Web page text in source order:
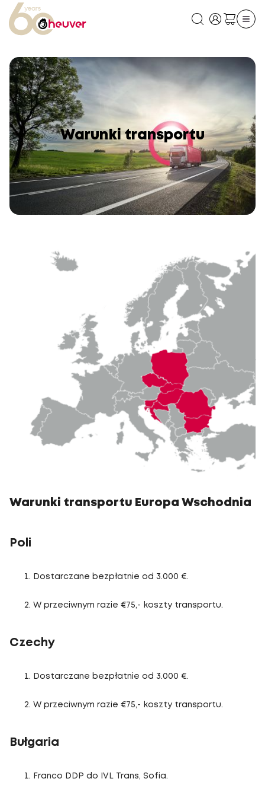
Warunki transportu
Warunki transportu Europa Wschodnia
Poli
Dostarczane bezpłatnie od 3.000 €.
W przeciwnym razie €75,- koszty transportu.
Czechy
Dostarczane bezpłatnie od 3.000 €.
W przeciwnym razie €75,- koszty transportu.
Bułgaria
Franco DDP do IVL Trans, Sofia.